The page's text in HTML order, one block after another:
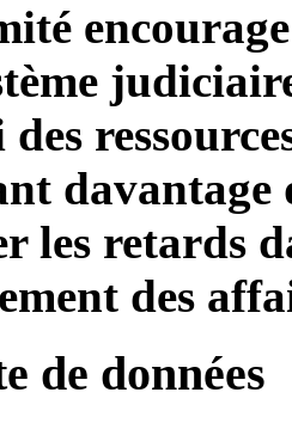
davantage
les retards
des
de données